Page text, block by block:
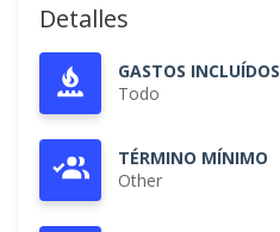
Detalles
GASTOS INCLUÍDOS
Todo
TÉRMINO MÍNIMO
Other